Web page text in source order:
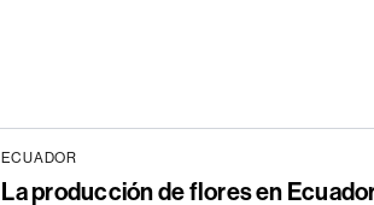
ECUADOR
La producción de flores en